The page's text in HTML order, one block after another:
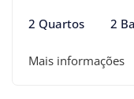
2 Quartos 2
Mais informações